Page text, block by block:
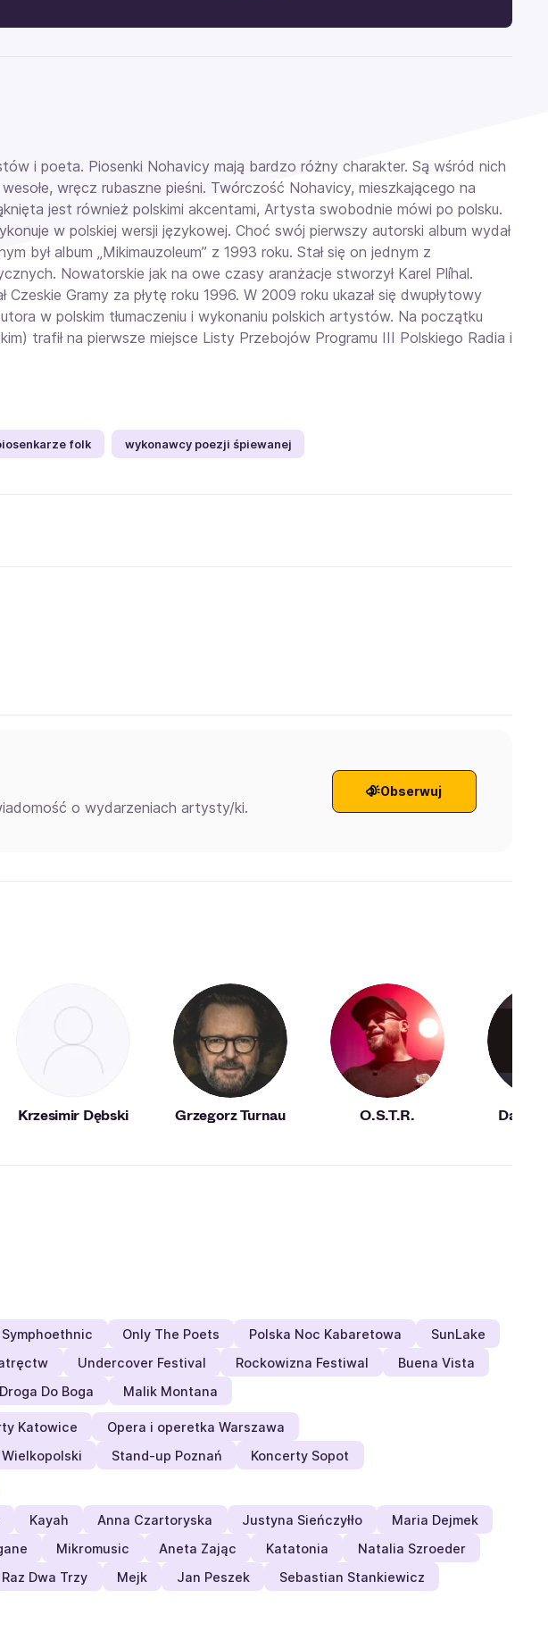
i poeta. Piosenki Nohavicy mają bardzo różny charakter. Są wśród nich
wręcz rubaszne pieśni. Twórczość Nohavicy, mieszkającego na
jest również polskimi akcentami, Artysta swobodnie mówi po polsku.
w polskiej wersji językowej. Choć swój pierwszy autorski album wydał
był album „Mikimauzoleum” z 1993 roku. Stał się on jednym z
Nowatorskie jak na owe czasy aranżacje stworzył Karel Plíhal.
Gramy za płytę roku 1996. W 2009 roku ukazał się dwupłytowy
w polskim tłumaczeniu i wykonaniu polskich artystów. Na początku
trafił na pierwsze miejsce Listy Przebojów Programu III Polskiego Radia i
folk wykonawcy poezji śpiewanej
o wydarzeniach artysty/ki.
Obserwuj
Krzesimir Dębski Grzegorz Turnau O.S.T.R.
Symphoethnic Only The Poets Polska Noc Kabaretowa
SunLake
Undercover Festival Rockowizna Festiwal
Buena Vista
Droga Do Boga Malik Montana
Katowice
Opera i operetka Warszawa
Stand-up Poznań
Koncerty Sopot
Kayah Anna Czartoryska Justyna Sieńczyłło
Maria Dejmek
Mikromusic Aneta Zając Katatonia
Natalia Szroeder
Raz Dwa Trzy Mejk Jan Peszek
Sebastian Stankiewicz